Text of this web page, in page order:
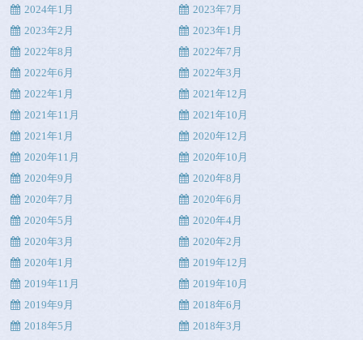
2024年1月
2023年7月
2023年2月
2023年1月
2022年8月
2022年7月
2022年6月
2022年3月
2022年1月
2021年12月
2021年11月
2021年10月
2021年1月
2020年12月
2020年11月
2020年10月
2020年9月
2020年8月
2020年7月
2020年6月
2020年5月
2020年4月
2020年3月
2020年2月
2020年1月
2019年12月
2019年11月
2019年10月
2019年9月
2018年6月
2018年5月
2018年3月